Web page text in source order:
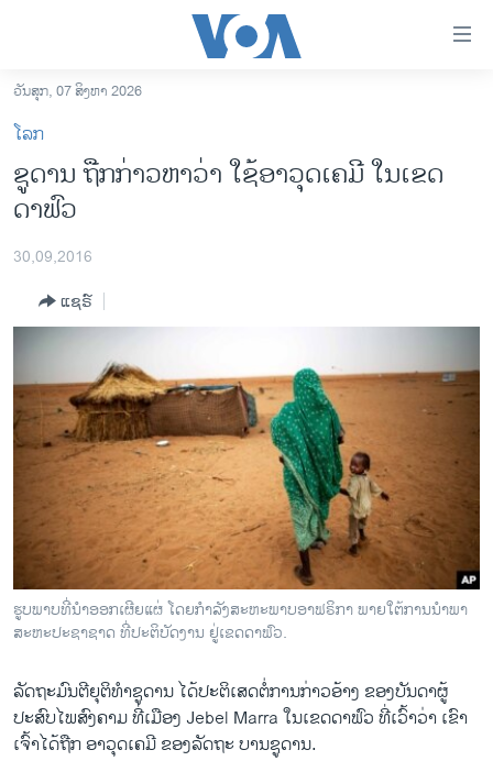
ເຂົ້າ
ຫາ
ຂ້າມ
ຂ້າມ
ຫາ
ອາເມຣິກາ
ຂ່າວ​ຈີນ
ໂລກ
ອິດສະຫຼະພາບດ້ານການຂ່າວ
ຊີວິດຊາວລາວ
ຊຸມຊົນຊາວລາວ
ວິທະຍາສາດ-ເທັກໂນໂລຈີ
ທຸລະກິດ
ພາສາອັງກິດ
ວີດີໂອ
ລາຍການກະຈາຍສຽງ
ລາຍງານ
ຕິດຕາມພວກເຮົາ ທີ່
ວັນສຸກ, 07 ສິງຫາ 2026
ໂລກ
ຊູດານ ຖືກກ່າວຫາວ່າ ໃຊ້ອາວຸດເຄມີ ໃນເຂດ
ດາຟົວ
30,09,2016
ແຊຣ໌
ຮູບພາບທີ່ນຳອອກເຜີຍແຜ່ ໂດຍກຳລັງສະຫະພາບອາຟຣິກາ ພາຍໃຕ້ການນຳພາ
ສະຫະປະຊາຊາດ ທີ່ປະຕິບັດງານ ຢູ່ເຂດດາຟົວ.
ລັດຖະມົນຕີ​ຍຸ​ຕິ​ທຳ​ຊູ​ດານ ​ໄດ້​ປະຕິ​ເສດຕໍ່​ການກ່າວ​ອ້າງ​ ຂອງບັນດາ​ຜູ້​
ປະສົບ​ໄພ​ສົງຄາມ ທີ່​ເມືອງ​ Jebel Marra ​ໃນ​ເຂດດາ​ຟົວ ທີ່​ເວົ້າວ່າ ​ເຂົາ​
ເຈົ້າ​ໄດ້ຖືກ ​ອາວຸດ​ເຄມີ ​ຂອງ​ລັດຖະ ບານ​ຊູ​ດານ.